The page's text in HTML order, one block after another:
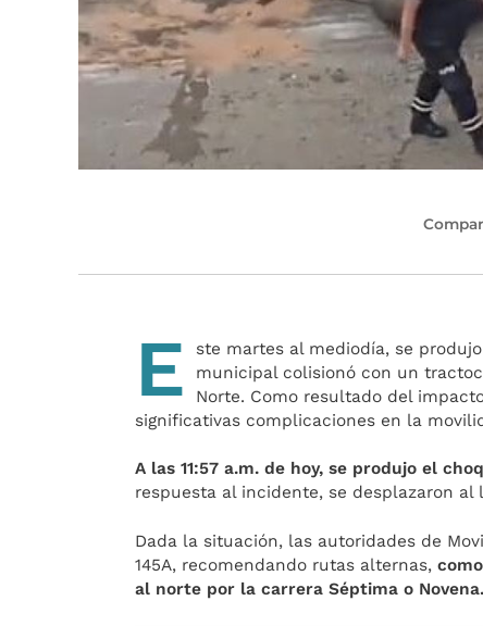
E
ste martes al mediodía, se
municipal colisionó con un
Norte. Como resultado del
significativas complicaciones en la
A las 11:57 a.m. de hoy, se produjo el
respuesta al incidente, se desplazaron
Dada la situación, las autoridades de
145A, recomendando rutas alternas,
al norte por la carrera Séptima o Novena.